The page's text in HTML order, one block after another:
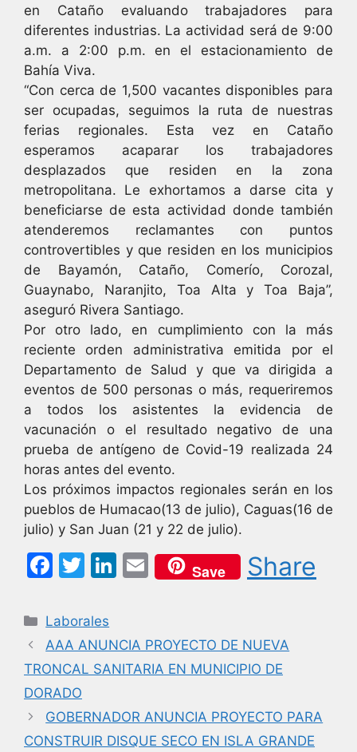
en Cataño evaluando trabajadores para
diferentes industrias. La actividad será de 9:00
a.m. a 2:00 p.m. en el estacionamiento de
Bahía Viva.
“Con cerca de 1,500 vacantes disponibles para
ser ocupadas, seguimos la ruta de nuestras
ferias regionales. Esta vez en Cataño
esperamos acaparar los trabajadores
desplazados que residen en la zona
metropolitana. Le exhortamos a darse cita y
beneficiarse de esta actividad donde también
atenderemos reclamantes con puntos
controvertibles y que residen en los municipios
de Bayamón, Cataño, Comerío, Corozal,
Guaynabo, Naranjito, Toa Alta y Toa Baja”,
aseguró Rivera Santiago.
Por otro lado, en cumplimiento con la más
reciente orden administrativa emitida por el
Departamento de Salud y que va dirigida a
eventos de 500 personas o más, requeriremos
a todos los asistentes la evidencia de
vacunación o el resultado negativo de una
prueba de antígeno de Covid-19 realizada 24
horas antes del evento.
Los próximos impactos regionales serán en los
pueblos de Humacao(13 de julio), Caguas(16 de
julio) y San Juan (21 y 22 de julio).
F
c
e
b
o
o
k
T
itt
er
Li
e
dI
E
m
l
Save Share
Categorías
Laborales
AAA ANUNCIA PROYECTO DE NUEVA
TRONCAL SANITARIA EN MUNICIPIO DE
DORADO
GOBERNADOR ANUNCIA PROYECTO PARA
CONSTRUIR DISQUE SECO EN ISLA GRANDE